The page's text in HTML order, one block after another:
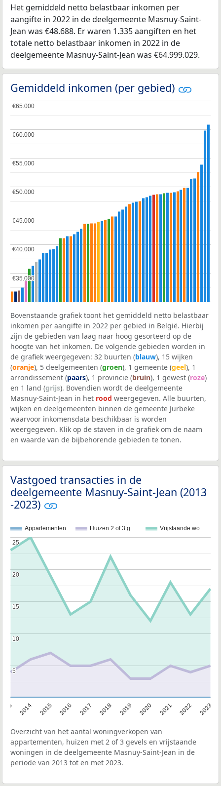
Het gemiddeld netto belastbaar inkomen per
aangifte in 2022 in de deelgemeente Masnuy-Saint-
Jean was €48.688. Er waren 1.335 aangiften en het
totale netto belastbaar inkomen in 2022 in de
deelgemeente Masnuy-Saint-Jean was €64.999.029.
Gemiddeld inkomen (per gebied)
€35.000
€35.000
€40.000
€40.000
€45.000
€45.000
€50.000
€50.000
€55.000
€55.000
€60.000
€60.000
€65.000
€65.000
Bovenstaande grafiek toont het gemiddeld netto belastbaar
inkomen per aangifte in 2022 per gebied in België. Hierbij
zijn de gebieden van laag naar hoog gesorteerd op de
hoogte van het inkomen. De volgende gebieden worden in
de grafiek weergegeven: 32 buurten (blauw), 15 wijken
(oranje), 5 deelgemeenten (groen), 1 gemeente (geel), 1
arrondissement (paars), 1 provincie (bruin), 1 gewest (roze)
en 1 land (grijs). Bovendien wordt de deelgemeente
Masnuy-Saint-Jean in het rood weergegeven. Alle buurten,
wijken en deelgemeenten binnen de gemeente Jurbeke
waarvoor inkomensdata beschikbaar is worden
weergegeven. Klik op de staven in de grafiek om de naam
en waarde van de bijbehorende gebieden te tonen.
Vastgoed transacties in de
deelgemeente Masnuy-Saint-Jean (2013
-2023)
Appartementen Huizen 2 of 3 g… Vrijstaande wo…
2014 2015 2016 2017 2018 2019 2020 2021 2022 2023
5
5
10
10
15
15
20
20
25
25
Overzicht van het aantal woningverkopen van
appartementen, huizen met 2 of 3 gevels en vrijstaande
woningen in de deelgemeente Masnuy-Saint-Jean in de
periode van 2013 tot en met 2023.